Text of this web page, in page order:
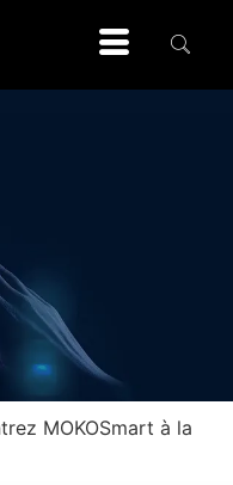
MOKOSmart à la